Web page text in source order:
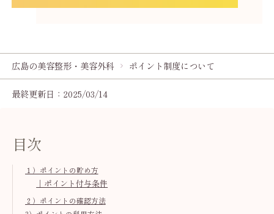
広島の美容整形・美容外科 ポイント制度について
最終更新日：2025/03/14
目次
１）ポイントの貯め方
｜ポイント付与条件
２）ポイントの確認方法